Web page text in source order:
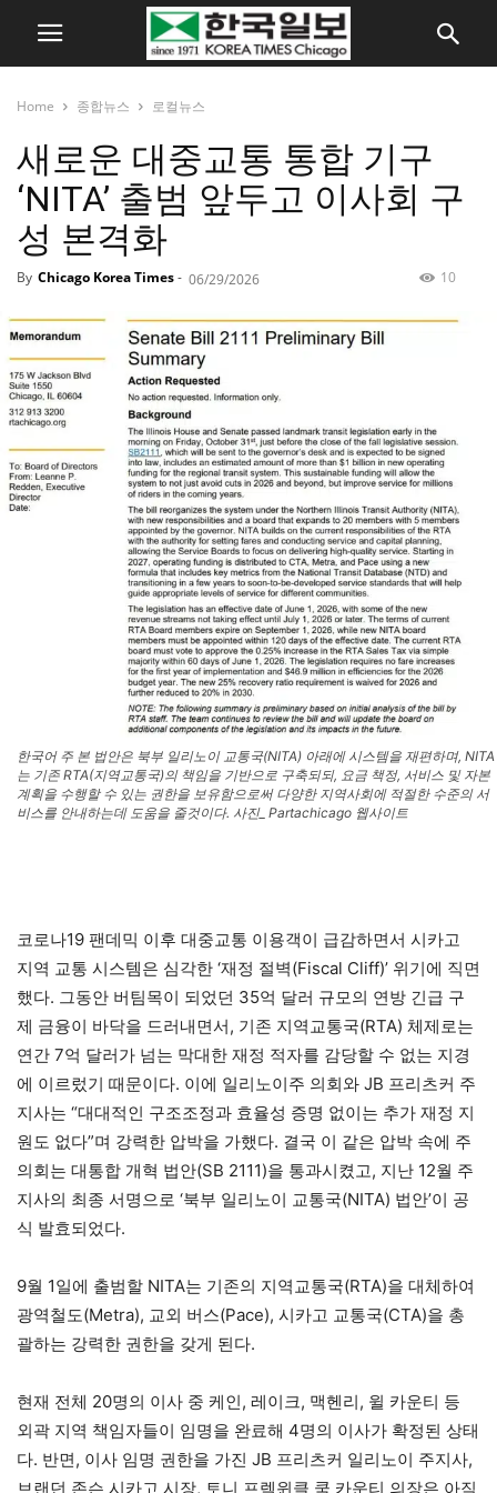
Home 종합뉴스 로컬뉴스
새로운 대중교통 통합 기구
‘NITA’ 출범 앞두고 이사회 구
성 본격화
By Chicago Korea Times- 06/29/2026 10
한국어 주 본 법안은 북부 일리노이 교통국(NITA) 아래에 시스템을 재편하며, NITA
는 기존 RTA(지역교통국)의 책임을 기반으로 구축되되, 요금 책정, 서비스 및 자본
계획을 수행할 수 있는 권한을 보유함으로써 다양한 지역사회에 적절한 수준의 서
비스를 안내하는데 도움을 줄것이다. 사진_ Partachicago 웹사이트
코로나19 팬데믹 이후 대중교통 이용객이 급감하면서 시카고
지역 교통 시스템은 심각한 ‘재정 절벽(Fiscal Cliff)’ 위기에 직면
했다. 그동안 버팀목이 되었던 35억 달러 규모의 연방 긴급 구
제 금융이 바닥을 드러내면서, 기존 지역교통국(RTA) 체제로는
연간 7억 달러가 넘는 막대한 재정 적자를 감당할 수 없는 지경
에 이르렀기 때문이다. 이에 일리노이주 의회와 JB 프리츠커 주
지사는 “대대적인 구조조정과 효율성 증명 없이는 추가 재정 지
원도 없다”며 강력한 압박을 가했다. 결국 이 같은 압박 속에 주
의회는 대통합 개혁 법안(SB 2111)을 통과시켰고, 지난 12월 주
지사의 최종 서명으로 ‘북부 일리노이 교통국(NITA) 법안’이 공
식 발효되었다.
9월 1일에 출범할 NITA는 기존의 지역교통국(RTA)을 대체하여
광역철도(Metra), 교외 버스(Pace), 시카고 교통국(CTA)을 총
괄하는 강력한 권한을 갖게 된다.
현재 전체 20명의 이사 중 케인, 레이크, 맥헨리, 윌 카운티 등
외곽 지역 책임자들이 임명을 완료해 4명의 이사가 확정된 상태
다. 반면, 이사 임명 권한을 가진 JB 프리츠커 일리노이 주지사,
브랜던 존슨 시카고 시장, 토니 프렉윈클 쿡 카운티 의장은 아직